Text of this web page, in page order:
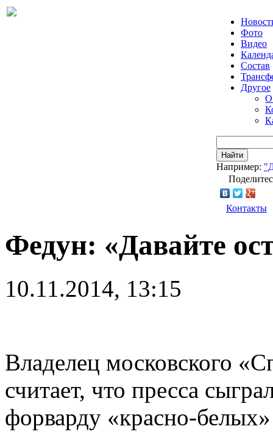
Фото
Видео
Состав
Другое
О
Найти
Например:
Контакты
Федун: «Давайте
10.11.2014, 13:15
Владелец московского
считает, что пресса
форварду «красно-